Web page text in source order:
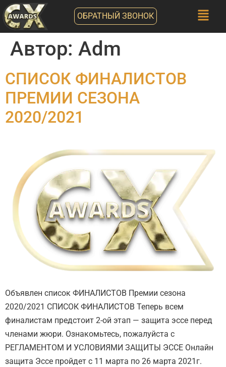
ОБРАТНЫЙ ЗВОНОК
Автор: Adm
СПИСОК ФИНАЛИСТОВ
ПРЕМИИ СЕЗОНА
2020/2021
Объявлен список ФИНАЛИСТОВ Премии сезона
2020/2021 СПИСОК ФИНАЛИСТОВ Теперь всем
финалистам предстоит 2-ой этап — защита эссе перед
членами жюри. Ознакомьтесь, пожалуйста с
РЕГЛАМЕНТОМ И УСЛОВИЯМИ ЗАЩИТЫ ЭССЕ Онлайн
защита Эссе пройдет с 11 марта по 26 марта 2021г.